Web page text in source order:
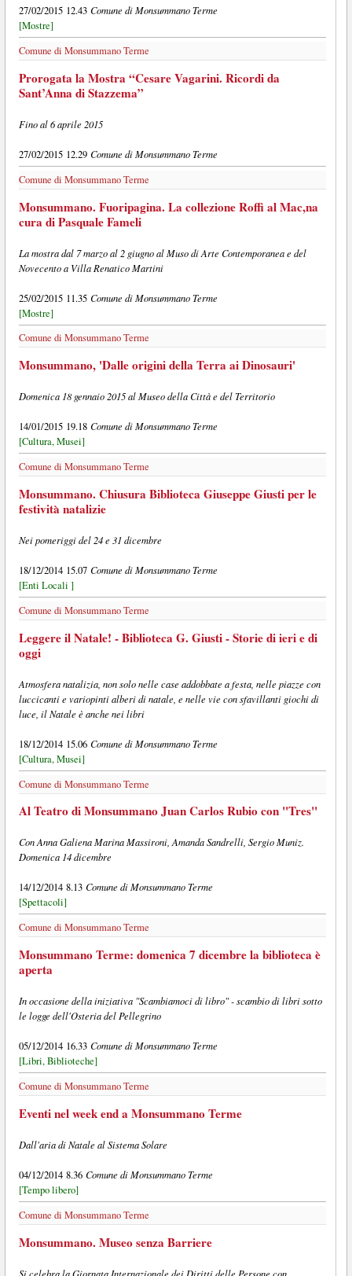
27/02/2015 12.43 Comune di Monsummano Terme
[Mostre]
Comune di Monsummano Terme
Prorogata la Mostra “Cesare Vagarini. Ricordi da
Sant’Anna di Stazzema”
Fino al 6 aprile 2015
27/02/2015 12.29 Comune di Monsummano Terme
Comune di Monsummano Terme
Monsummano. Fuoripagina. La collezione Roffi al Mac,na
cura di Pasquale Fameli
La mostra dal 7 marzo al 2 giugno al Muso di Arte Contemporanea e del
Novecento a Villa Renatico Martini
25/02/2015 11.35 Comune di Monsummano Terme
[Mostre]
Comune di Monsummano Terme
Monsummano, 'Dalle origini della Terra ai Dinosauri'
Domenica 18 gennaio 2015 al Museo della Città e del Territorio
14/01/2015 19.18 Comune di Monsummano Terme
[Cultura, Musei]
Comune di Monsummano Terme
Monsummano. Chiusura Biblioteca Giuseppe Giusti per le
festività natalizie
Nei pomeriggi del 24 e 31 dicembre
18/12/2014 15.07 Comune di Monsummano Terme
[Enti Locali ]
Comune di Monsummano Terme
Leggere il Natale! - Biblioteca G. Giusti - Storie di ieri e di
oggi
Atmosfera natalizia, non solo nelle case addobbate a festa, nelle piazze con
luccicanti e variopinti alberi di natale, e nelle vie con sfavillanti giochi di
luce, il Natale è anche nei libri
18/12/2014 15.06 Comune di Monsummano Terme
[Cultura, Musei]
Comune di Monsummano Terme
Al Teatro di Monsummano Juan Carlos Rubio con "Tres"
Con Anna Galiena Marina Massironi, Amanda Sandrelli, Sergio Muniz.
Domenica 14 dicembre
14/12/2014 8.13 Comune di Monsummano Terme
[Spettacoli]
Comune di Monsummano Terme
Monsummano Terme: domenica 7 dicembre la biblioteca è
aperta
In occasione della iniziativa "Scambiamoci di libro" - scambio di libri sotto
le logge dell'Osteria del Pellegrino
05/12/2014 16.33 Comune di Monsummano Terme
[Libri, Biblioteche]
Comune di Monsummano Terme
Eventi nel week end a Monsummano Terme
Dall'aria di Natale al Sistema Solare
04/12/2014 8.36 Comune di Monsummano Terme
[Tempo libero]
Comune di Monsummano Terme
Monsummano. Museo senza Barriere
Si celebra la Giornata Internazionale dei Diritti delle Persone con